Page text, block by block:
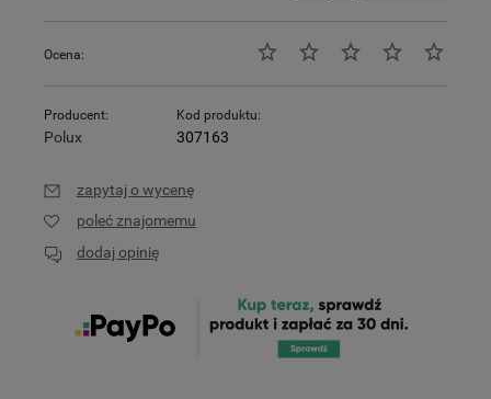
Ocena:
Producent:
Polux
Kod produktu:
307163
zapytaj o wycenę
poleć znajomemu
dodaj opinię